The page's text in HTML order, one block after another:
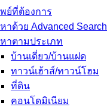
ย์ที่ต้องการ
าด้วย Advanced Search
าตามประเภท
บ้านเดี่ยว/บ้านแฝด
ทาวน์เฮ้าส์/ทาวน์โฮม
ที่ดิน
คอนโดมิเนียม